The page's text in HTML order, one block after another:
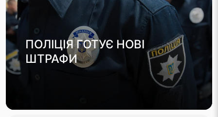
ПОЛІЦІЯ ГОТУЄ НОВІ
ШТРАФИ